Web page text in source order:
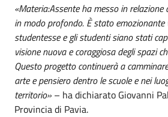
«Materia:Assente ha messo in relazione
in modo profondo. È stato emozionante
studentesse e gli studenti siano stati
visione nuova e coraggiosa degli spazi
Questo progetto continuerà a
arte e pensiero dentro le scuole e nei
territorio» – ha dichiarato Giovanni
Provincia di Pavia.